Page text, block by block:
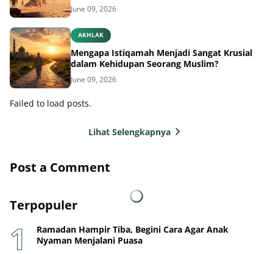
June 09, 2026
AKHLAK
Mengapa Istiqamah Menjadi Sangat Krusial
dalam Kehidupan Seorang Muslim?
June 09, 2026
Failed to load posts.
Lihat Selengkapnya
Post a Comment
Terpopuler
Ramadan Hampir Tiba, Begini Cara Agar Anak
Nyaman Menjalani Puasa